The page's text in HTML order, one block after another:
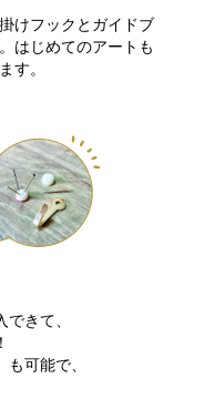
けフックとガイドブ
はじめてのアートも
す。
可能で、
きて、